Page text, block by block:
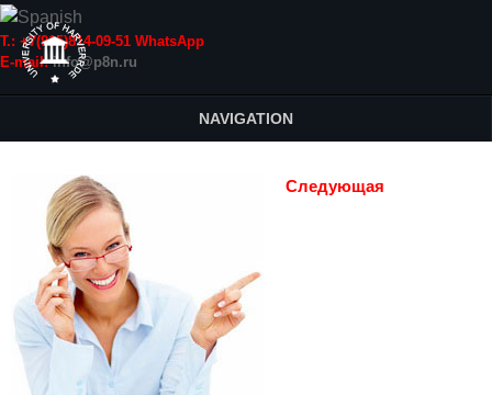
Т.: +7(915)814-09-51 WhatsApp
E-mail:info@p8n.ru
NAVIGATION
Следующая